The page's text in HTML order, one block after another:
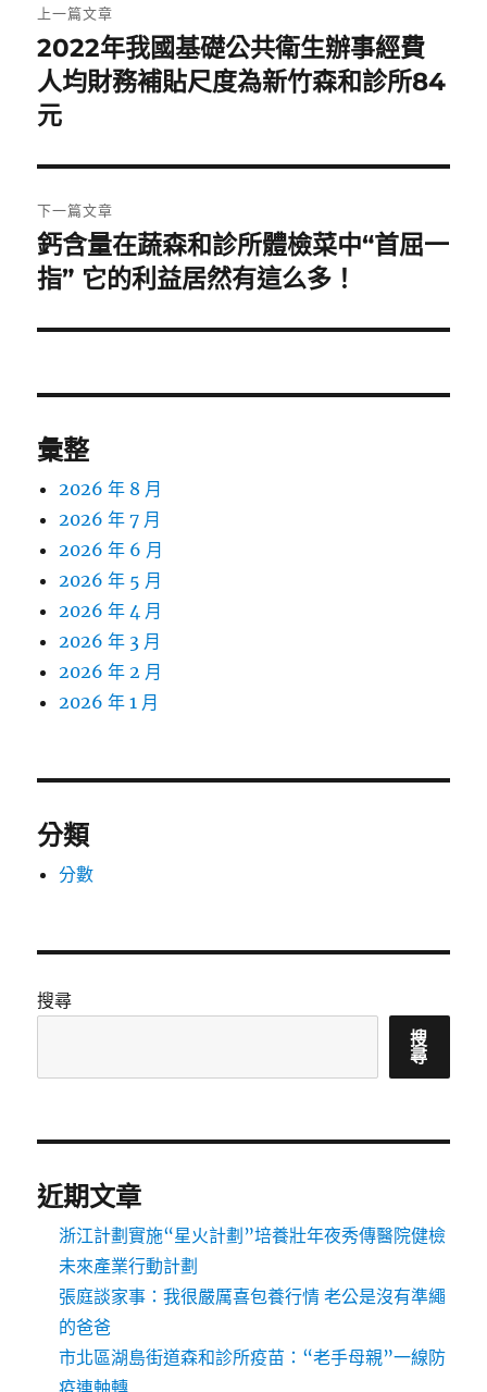
章
導
覽
上一篇文章
上
一
篇
章:
2022年我國基礎公共衛生辦事經費
人均財務補貼尺度為新竹森和診所84
元
下一篇文章
下
一
文
鈣含量在蔬森和診所體檢菜中“首屈一
指” 它的利益居然有這么多！
彙整
2026 年 8 月
2026 年 7 月
2026 年 6 月
2026 年 5 月
2026 年 4 月
2026 年 3 月
2026 年 2 月
2026 年 1 月
分類
分數
搜尋
搜
尋
近期文章
浙江計劃實施“星火計劃”培養壯年夜秀傳醫院健檢
未來產業行動計劃
張庭談家事：我很嚴厲喜包養行情 老公是沒有準繩
的爸爸
市北區湖島街道森和診所疫苗：“老手母親”一線防